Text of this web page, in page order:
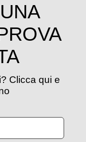
Clicca qui e